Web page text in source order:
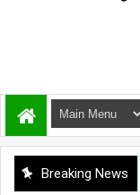
Breaking News